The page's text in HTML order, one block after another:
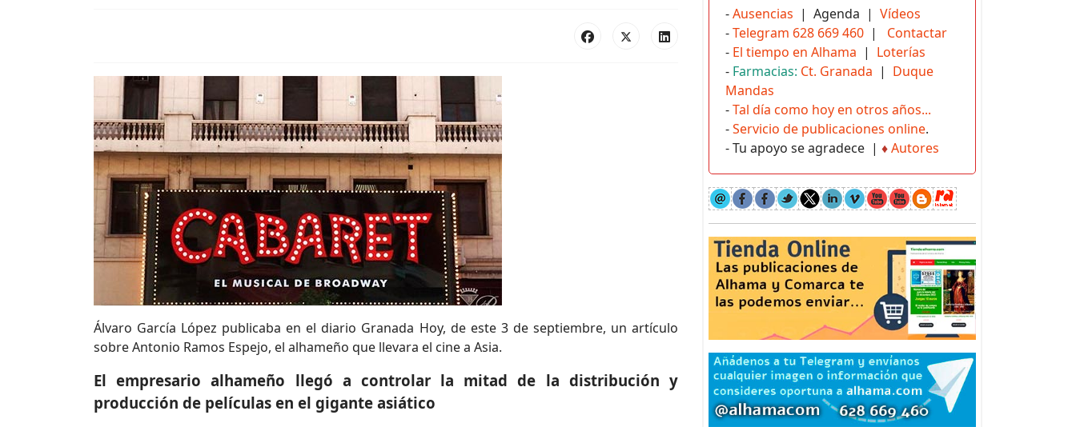
Álvaro García López publicaba en el diario Granada Hoy, de este 3 de septiembre, un artículo
sobre Antonio Ramos Espejo, el alhameño que llevara el cine a Asia.
El empresario alhameño llegó a controlar la mitad de la distribución y
producción de películas en el gigante asiático
-Ausencias | Agenda | Vídeos
-Telegram 628 669 460 | Contactar
- El tiempo en Alhama | Loterías
- Farmacias: Ct. Granada | Duque
Mandas
-Tal día como hoy en otros años...
-Servicio de publicaciones online.
- Tu apoyo se agradece | ♦Autores